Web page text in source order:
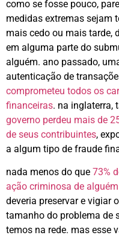
como se fosse pouco,
medidas extremas sejam
mais cedo ou mais tarde,
em alguma parte do
alguém. ano passado,
autenticação de
comprometeu todos os
financeiras. na inglaterra,
governo perdeu mais de
de seus contribuintes,
a algum tipo de fraude
nada menos do que 73%
ação criminosa de
deveria preservar e vigiar
tamanho do problema de
temos na rede. mas esse